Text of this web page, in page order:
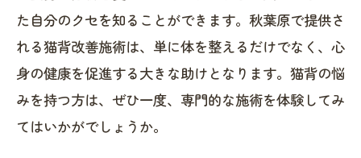
た自分のクセを知ることができます。秋葉原で提供さ
れる猫背改善施術は、単に体を整えるだけでなく、心
身の健康を促進する大きな助けとなります。猫背の悩
みを持つ方は、ぜひ一度、専門的な施術を体験してみ
てはいかがでしょうか。